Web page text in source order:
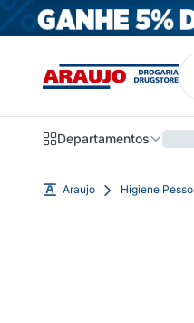
Departamentos
Araujo Higiene